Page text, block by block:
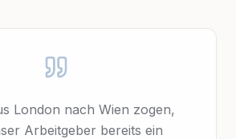
London nach Wien zogen,
Arbeitgeber bereits ein